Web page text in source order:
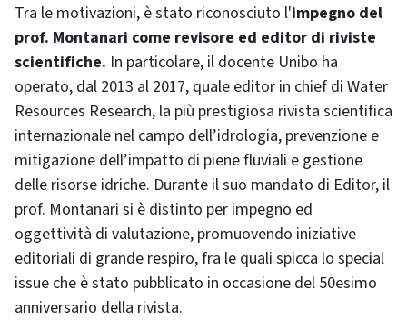
Tra le motivazioni, è stato riconosciuto l'impegno del
prof. Montanari come revisore ed editor di riviste
scientifiche. In particolare, il docente Unibo ha
operato, dal 2013 al 2017, quale editor in chief di Water
Resources Research, la più prestigiosa rivista scientifica
internazionale nel campo dell’idrologia, prevenzione e
mitigazione dell’impatto di piene fluviali e gestione
delle risorse idriche. Durante il suo mandato di Editor, il
prof. Montanari si è distinto per impegno ed
oggettività di valutazione, promuovendo iniziative
editoriali di grande respiro, fra le quali spicca lo special
issue che è stato pubblicato in occasione del 50esimo
anniversario della rivista.